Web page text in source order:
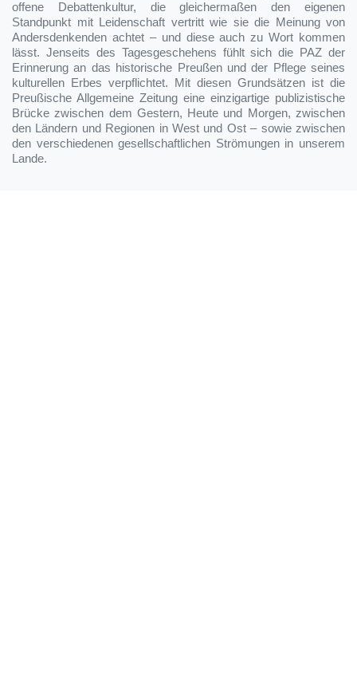
offene Debattenkultur, die gleichermaßen den eigenen
Standpunkt mit Leidenschaft vertritt wie sie die Meinung von
Andersdenkenden achtet – und diese auch zu Wort kommen
lässt. Jenseits des Tagesgeschehens fühlt sich die PAZ der
Erinnerung an das historische Preußen und der Pflege seines
kulturellen Erbes verpflichtet. Mit diesen Grundsätzen ist die
Preußische Allgemeine Zeitung eine einzigartige publizistische
Brücke zwischen dem Gestern, Heute und Morgen, zwischen
den Ländern und Regionen in West und Ost – sowie zwischen
den verschiedenen gesellschaftlichen Strömungen in unserem
Lande.